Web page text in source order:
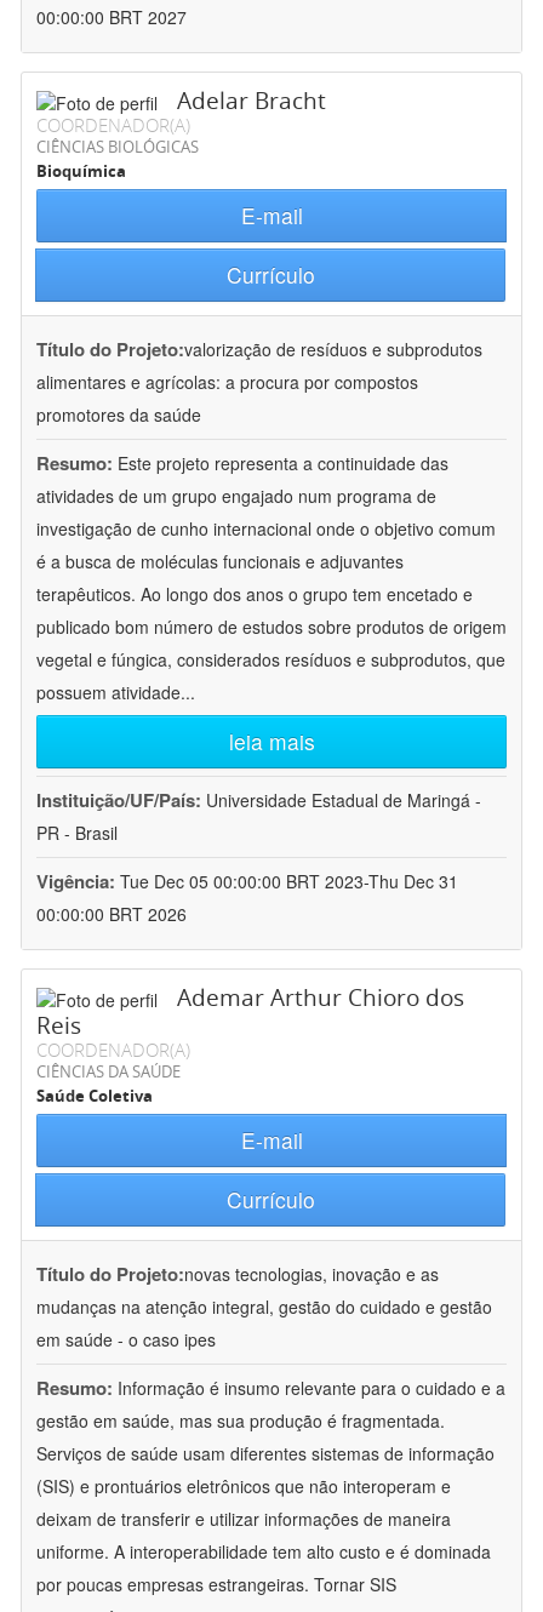
00:00:00 BRT 2027
Adelar Bracht
COORDENADOR(A)
CIÊNCIAS BIOLÓGICAS
Bioquímica
E-mail
Currículo
Título do Projeto:valorização de resíduos e subprodutos
alimentares e agrícolas: a procura por compostos
promotores da saúde
Resumo: Este projeto representa a continuidade das
atividades de um grupo engajado num programa de
investigação de cunho internacional onde o objetivo comum
é a busca de moléculas funcionais e adjuvantes
terapêuticos. Ao longo dos anos o grupo tem encetado e
publicado bom número de estudos sobre produtos de origem
vegetal e fúngica, considerados resíduos e subprodutos, que
possuem atividade...
leia mais
Instituição/UF/País: Universidade Estadual de Maringá -
PR - Brasil
Vigência: Tue Dec 05 00:00:00 BRT 2023-Thu Dec 31
00:00:00 BRT 2026
Ademar Arthur Chioro dos
Reis
COORDENADOR(A)
CIÊNCIAS DA SAÚDE
Saúde Coletiva
E-mail
Currículo
Título do Projeto:novas tecnologias, inovação e as
mudanças na atenção integral, gestão do cuidado e gestão
em saúde - o caso ipes
Resumo: Informação é insumo relevante para o cuidado e a
gestão em saúde, mas sua produção é fragmentada.
Serviços de saúde usam diferentes sistemas de informação
(SIS) e prontuários eletrônicos que não interoperam e
deixam de transferir e utilizar informações de maneira
uniforme. A interoperabilidade tem alto custo e é dominada
por poucas empresas estrangeiras. Tornar SIS